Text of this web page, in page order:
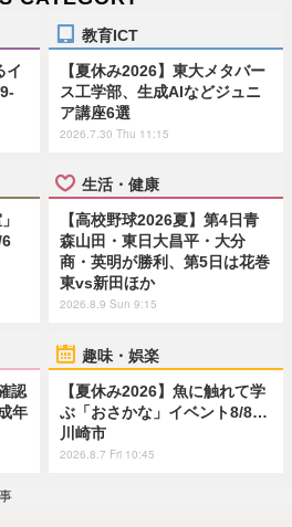
イ
教育ICT
【夏休み2026】東大メタバー
ス工学部、生成AIなどジュニ
ア講座6選
2026.7.30 Thu 11:15
生活・健康
【高校野球2026夏】第4日青
森山田・東日大昌平・大分
商・英明が勝利、第5日は花巻
東vs新田ほか
2026.8.9 Sun 9:15
認
年
趣味・娯楽
【夏休み2026】魚に触れて学
ぶ「おさかな」イベント8/8…
川崎市
2026.8.7 Fri 10:45